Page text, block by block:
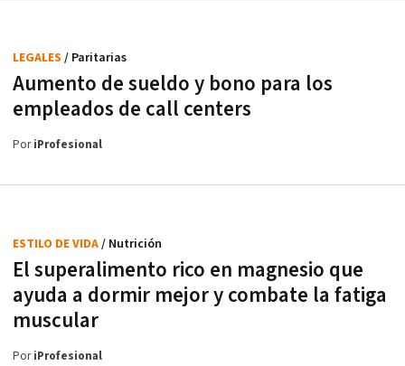
Aumento de sueldo y bono para los
empleados de call centers
LEGALES / Paritarias
PoriProfesional
El superalimento rico en magnesio que
ayuda a dormir mejor y combate la fatiga
muscular
ESTILO DE VIDA/ Nutrición
PoriProfesional